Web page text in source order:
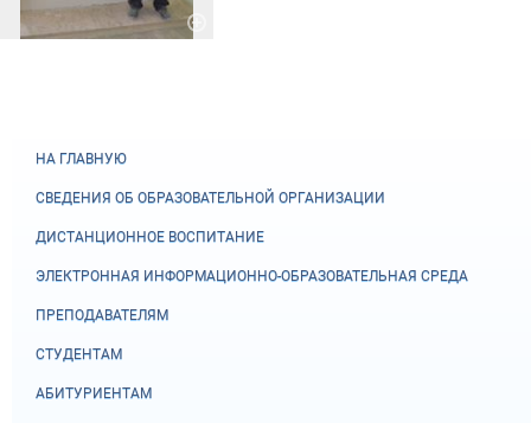
НА ГЛАВНУЮ
СВЕДЕНИЯ ОБ ОБРАЗОВАТЕЛЬНОЙ ОРГАНИЗАЦИИ
ДИСТАНЦИОННОЕ ВОСПИТАНИЕ
ЭЛЕКТРОННАЯ ИНФОРМАЦИОННО-ОБРАЗОВАТЕЛЬНАЯ СРЕДА
ПРЕПОДАВАТЕЛЯМ
СТУДЕНТАМ
АБИТУРИЕНТАМ